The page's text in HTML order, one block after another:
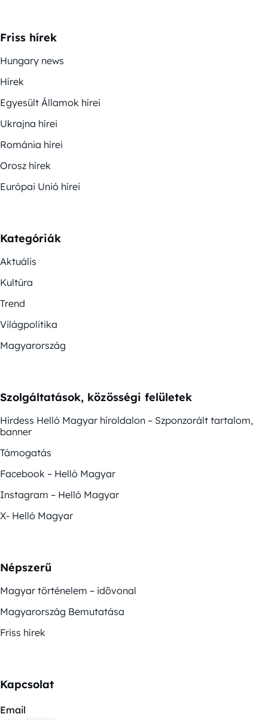
Friss hírek
Hungary news
Hírek
Egyesült Államok hírei
Ukrajna hírei
Románia hírei
Orosz hírek
Európai Unió hírei
Kategóriák
Aktuális
Kultúra
Trend
Világpolitika
Magyarország
Szolgáltatások, közösségi felületek
Hirdess Helló Magyar híroldalon – Szponzorált tartalom,
banner
Támogatás
Facebook – Helló Magyar
Instagram – Helló Magyar
X- Helló Magyar
Népszerű
Magyar történelem – idővonal
Magyarország Bemutatása
Friss hírek
Kapcsolat
Email